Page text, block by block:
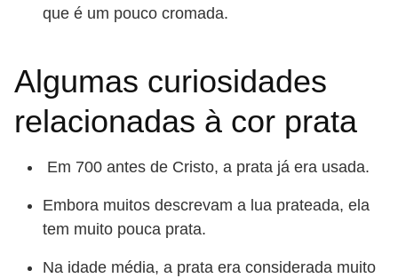
que é um pouco cromada.
Algumas curiosidades
relacionadas à cor prata
Em 700 antes de Cristo, a prata já era usada.
Embora muitos descrevam a lua prateada, ela
tem muito pouca prata.
Na idade média, a prata era considerada muito